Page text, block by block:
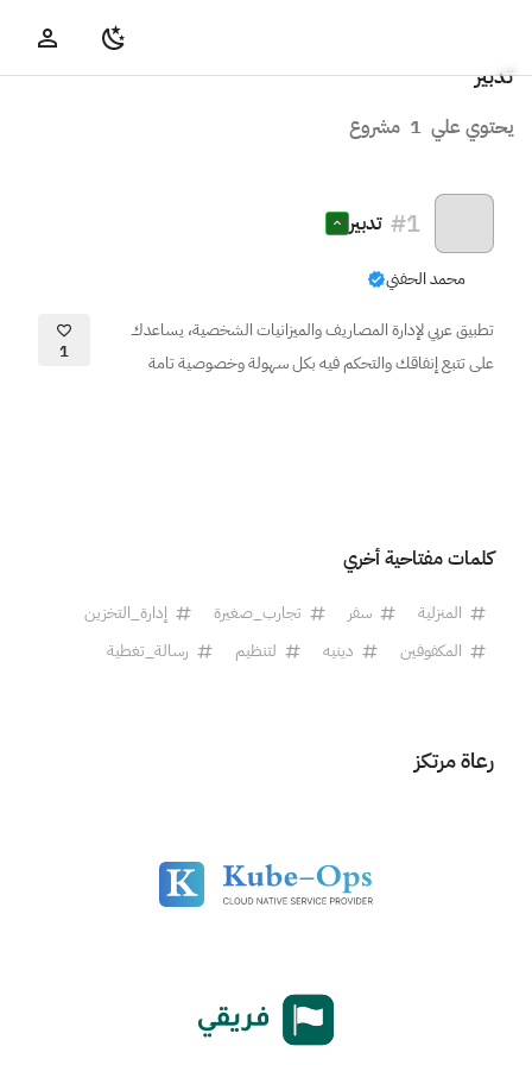
تدبير
يحتوي علي 1 مشروع
#1 تدبير
محمد الحفني
تطبيق عربي لإدارة المصاريف والميزانيات الشخصية، يساعدك
على تتبع إنفاقك والتحكم فيه بكل سهولة وخصوصية تامة
1
كلمات مفتاحية أخري
المنزلية سفر تجارب_صغيرة
إدارة_التخزين
المكفوفين
دينيه لتنظيم رسالة_تغطية
رعاة مرتكز